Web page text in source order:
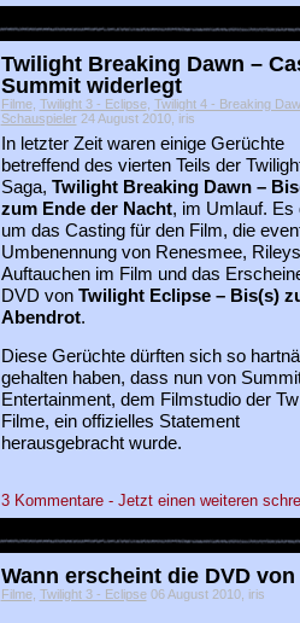
Twilight Breaking Dawn –
Summit widerlegt
Filme, Twilight 3 - Eclipse, Twilight 4 - Breaking
Schauspieler24 August 2010, iris
In letzter Zeit waren einige Gerüchte
betreffend des vierten Teils der
Saga, Twilight Breaking Dawn –
zum Ende der Nacht, im Umlauf. Es
um das Casting für den Film, die
Umbenennung von Renesmee, Rileys
Auftauchen im Film und das
DVD vonTwilight Eclipse – Bis(s)
Abendrot.
Diese Gerüchte dürften sich so
gehalten haben, dass nun von
Entertainment, dem Filmstudio der
Filme, ein offizielles Statement
herausgebracht wurde.
3 Kommentare - Jetzt einen weiteren
Wann erscheint die DVD
Filme, Twilight 3 - Eclipse06 August 2010, iris